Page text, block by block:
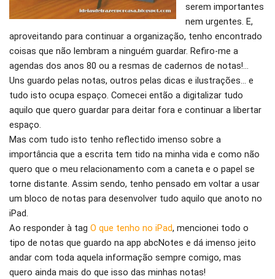
serem importantes
nem urgentes. E,
aproveitando para continuar a organização, tenho encontrado
coisas que não lembram a ninguém guardar. Refiro-me a
agendas dos anos 80 ou a resmas de cadernos de notas!…
Uns guardo pelas notas, outros pelas dicas e ilustrações… e
tudo isto ocupa espaço. Comecei então a digitalizar tudo
aquilo que quero guardar para deitar fora e continuar a libertar
espaço.
Mas com tudo isto tenho reflectido imenso sobre a
importância que a escrita tem tido na minha vida e como não
quero que o meu relacionamento com a caneta e o papel se
torne distante. Assim sendo, tenho pensado em voltar a usar
um bloco de notas para desenvolver tudo aquilo que anoto no
iPad.
Ao responder à tag O que tenho no iPad, mencionei todo o
tipo de notas que guardo na app abcNotes e dá imenso jeito
andar com toda aquela informação sempre comigo, mas
quero ainda mais do que isso das minhas notas!